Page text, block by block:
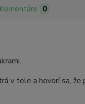
0
v tele a hovorí sa, že